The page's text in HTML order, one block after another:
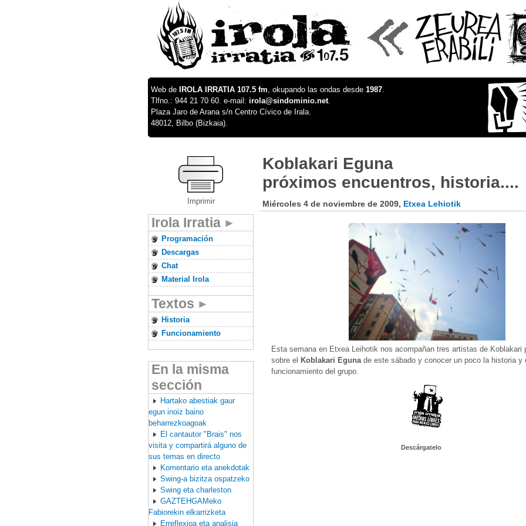
Web de IROLA IRRATIA 107.5 fm, okupando las ondas desde 1987.
Tlfno.: 944 21 70 60. e-mail: irola@sindominio.net.
Plaza Jaro de Arana s/n Centro Cívico de Irala.
48012, Bilbo (Bizkaia).
Imprimir
Irola Irratia
Programación
Descargas
Chat
Material Irola
Textos
Historia
Funcionamiento
En la misma
sección
Hartako abestiak gaur
egun inoiz baino
beharrezkoagoak
El cantautor "Brais" nos
visita y compartirá alguno de
sus temas en directo
Komentario eta anekdotak
Swing-a bizitza ospatzeko
Swing eta charleston
GAZTEHGAMeko
Fabiorekin elkarrizketa
Erreflexioa eta analisia
Koblakari Eguna
próximos encuentros, historia....
Miércoles 4 de noviembre de 2009, Etxea Lehiotik
Esta semana en Etxea Leihotik nos acompañan tres artistas de Koblakari
sobre el Koblakari Egunade este sábado y conocer un poco la historia y
funcionamiento del grupo.
Descárgatelo